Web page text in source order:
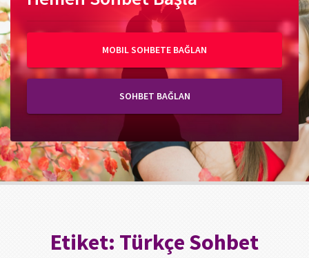
MOBIL SOHBETE BAĞLAN
SOHBET BAĞLAN
Etiket: Türkçe Sohbet